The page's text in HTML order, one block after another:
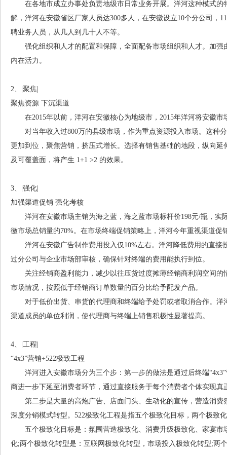
在各地市成立办事处负责地级市日常业务开展。洋河这种模式的
解，洋河在安徽省区厂家人员达300多人，在安徽设立10个分公司，
聘业务人员，从几人到几十人不等。
强化组织和人才的配置和保障，全面配备市场组织和人才。加强
内在活力。
2、|聚焦|
聚焦资源 下沉渠道
在2015年以前，洋河在安徽核心为地级市，2015年洋河将安徽市
对当年收入过800万的县级市场，作为重点资源投入市场。这种
更加到位，聚焦营销，挤压式增长。选择有销售基础的地段，纵向
及可覆盖面，将产生 1+1 >2 的效果。
3、|强化|
加强渠道促销 强化考核
洋河在安徽市场主销为海之蓝，海之蓝市场标杆价198元/瓶，实
徽市场总销量的70%。在市场终端促销策略上，洋河今年重视渠道促
洋河在安徽广告制作费用投入仅10%左右。洋河降低费用的直接
过分公司与企业市场部审核，确保针对终端的费用能执行到位。
关注经销商盈利能力，减少以往压货过度摊薄经销商利润空间的
市场情况，按照低于经销商订单数量的百分比给予配发产品。
对于低价出货、串货的代理商和终端给予处罚或者取消合作。洋
渠道成员的单位利润，使代理商与终端上销售积极性显著提高。
4、|工程|
“4x3”营销+522极致工程
洋河进入安徽市场分为三个步：第一步的做法是通过后终端
商进一步下延至消费者环节，通过直接服务于每个消费者个体实现真
第二步是大量的高炮广告、店面门头、生动化的宣传，营造消费
深度分销模式转型。522极致化工程是指五个极致化目标，两个极致
五个极致化目标是：氛围营造极致化、消费升级极致化、家宴市
化;两个极致化转型是：互联网极致化转型，市场投入极致化转型;两